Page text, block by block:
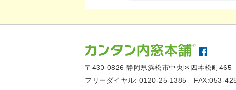
〒430-0826 静岡県浜松市中央区四本松町465
フリーダイヤル: 0120-25-1385
FAX:053-